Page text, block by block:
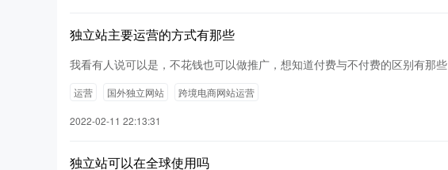
独立站主要运营的方式有那些
我看有人说可以是，不花钱也可以做推广，想知道付费与不付费的区别有那些
运营 国外独立网站 跨境电商网站运营
2022-02-11 22:13:31
独立站可以在全球使用吗